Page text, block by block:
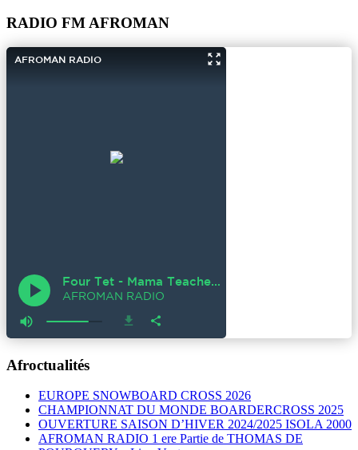
RADIO FM AFROMAN
Afroctualités
EUROPE SNOWBOARD CROSS 2026
CHAMPIONNAT DU MONDE BOARDERCROSS 2025
OUVERTURE SAISON D’HIVER 2024/2025 ISOLA 2000
AFROMAN RADIO 1 ere Partie de THOMAS DE